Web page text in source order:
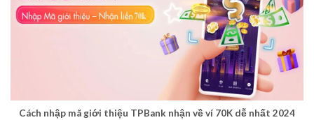
Cách nhập mã giới thiệu TPBank nhận về ví 70K dễ nhất 2024